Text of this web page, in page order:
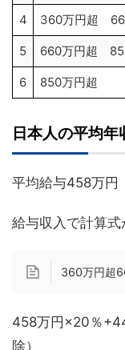
4 360万円超
5 660万円超
6 850万円超
日本人の平均
平均給与458万円
給与収入で計算式
360万円超
458万円×20％
除）